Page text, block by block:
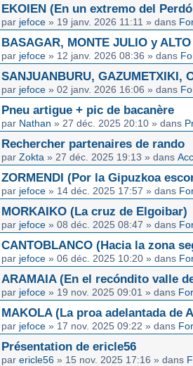
EKOIEN (En un extremo del
par jefoce » 19 janv. 2026 11:11 » dans
BASAGAR, MONTE JULIO y
par jefoce » 12 janv. 2026 08:36 » dans
SANJUANBURU, GAZUMETXIKI,
par jefoce » 02 janv. 2026 16:06 » dans
Pneu artigue + pic de bacanère
par Nathan » 27 déc. 2025 20:10 » dans
Rechercher partenaires de rando
par Zokta » 27 déc. 2025 19:13 » dans
ZORMENDI (Por la Gipuzkoa
par jefoce » 14 déc. 2025 17:57 » dans
MORKAIKO (La cruz de Elgoibar)
par jefoce » 08 déc. 2025 08:47 » dans
CANTOBLANCO (Hacia la zona
par jefoce » 06 déc. 2025 10:20 » dans
ARAMAIA (En el recóndito valle
par jefoce » 19 nov. 2025 09:01 » dans
MAKOLA (La proa adelantada de
par jefoce » 17 nov. 2025 09:22 » dans
Présentation de ericle56
par ericle56 » 15 nov. 2025 17:16 » dans